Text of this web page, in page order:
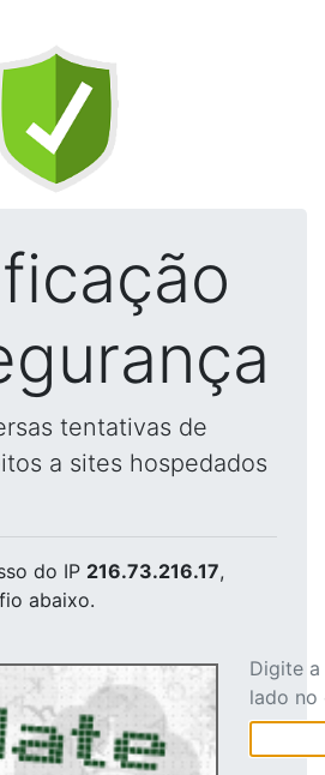
tentativas de
a sites hospedados
do IP 216.73.216.17,
abaixo.
Digite
lado no